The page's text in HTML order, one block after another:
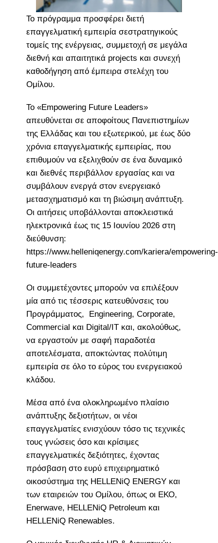
Το πρόγραμμα προσφέρει διετή
επαγγελματική εμπειρία σεστρατηγικούς
τομείς της ενέργειας, συμμετοχή σε μεγάλα
διεθνή και απαιτητικά projects και συνεχή
καθοδήγηση από έμπειρα στελέχη του
Ομίλου.
Το «Empowering Future Leaders»
απευθύνεται σε αποφοίτους Πανεπιστημίων
της Ελλάδας και του εξωτερικού, με έως δύο
χρόνια επαγγελματικής εμπειρίας, που
επιθυμούν να εξελιχθούν σε ένα δυναμικό
και διεθνές περιβάλλον εργασίας και να
συμβάλουν ενεργά στον ενεργειακό
μετασχηματισμό και τη βιώσιμη ανάπτυξη.
Οι αιτήσεις υποβάλλονται αποκλειστικά
ηλεκτρονικά έως τις 15 Ιουνίου 2026 στη
διεύθυνση:
https://www.helleniqenergy.com/kariera/empowering-
future-leaders
Οι συμμετέχοντες μπορούν να επιλέξουν
μία από τις τέσσερις κατευθύνσεις του
Προγράμματος, Engineering, Corporate,
Commercial και Digital/IT και, ακολούθως,
να εργαστούν με σαφή παραδοτέα
αποτελέσματα, αποκτώντας πολύτιμη
εμπειρία σε όλο το εύρος του ενεργειακού
κλάδου.
Μέσα από ένα ολοκληρωμένο πλαίσιο
ανάπτυξης δεξιοτήτων, οι νέοι
επαγγελματίες ενισχύουν τόσο τις τεχνικές
τους γνώσεις όσο και κρίσιμες
επαγγελματικές δεξιότητες, έχοντας
πρόσβαση στο ευρύ επιχειρηματικό
οικοσύστημα της HELLENiQ ENERGY και
των εταιρειών του Ομίλου, όπως οι ΕΚΟ,
Enerwave, HELLENiQ Petroleum και
HELLENiQ Renewables.